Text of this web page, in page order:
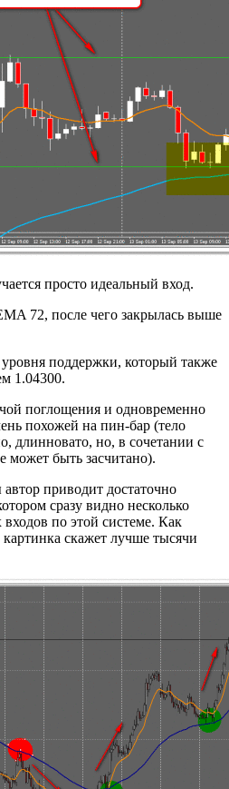
просто идеальный вход.
72, после чего закрылась выше
поддержки, который также
1.04300.
поглощения и одновременно
похожей на пин-бар (тело
длинновато, но, в сочетании с
может быть засчитано).
приводит достаточно
сразу видно несколько
по этой системе. Как
скажет лучше тысячи